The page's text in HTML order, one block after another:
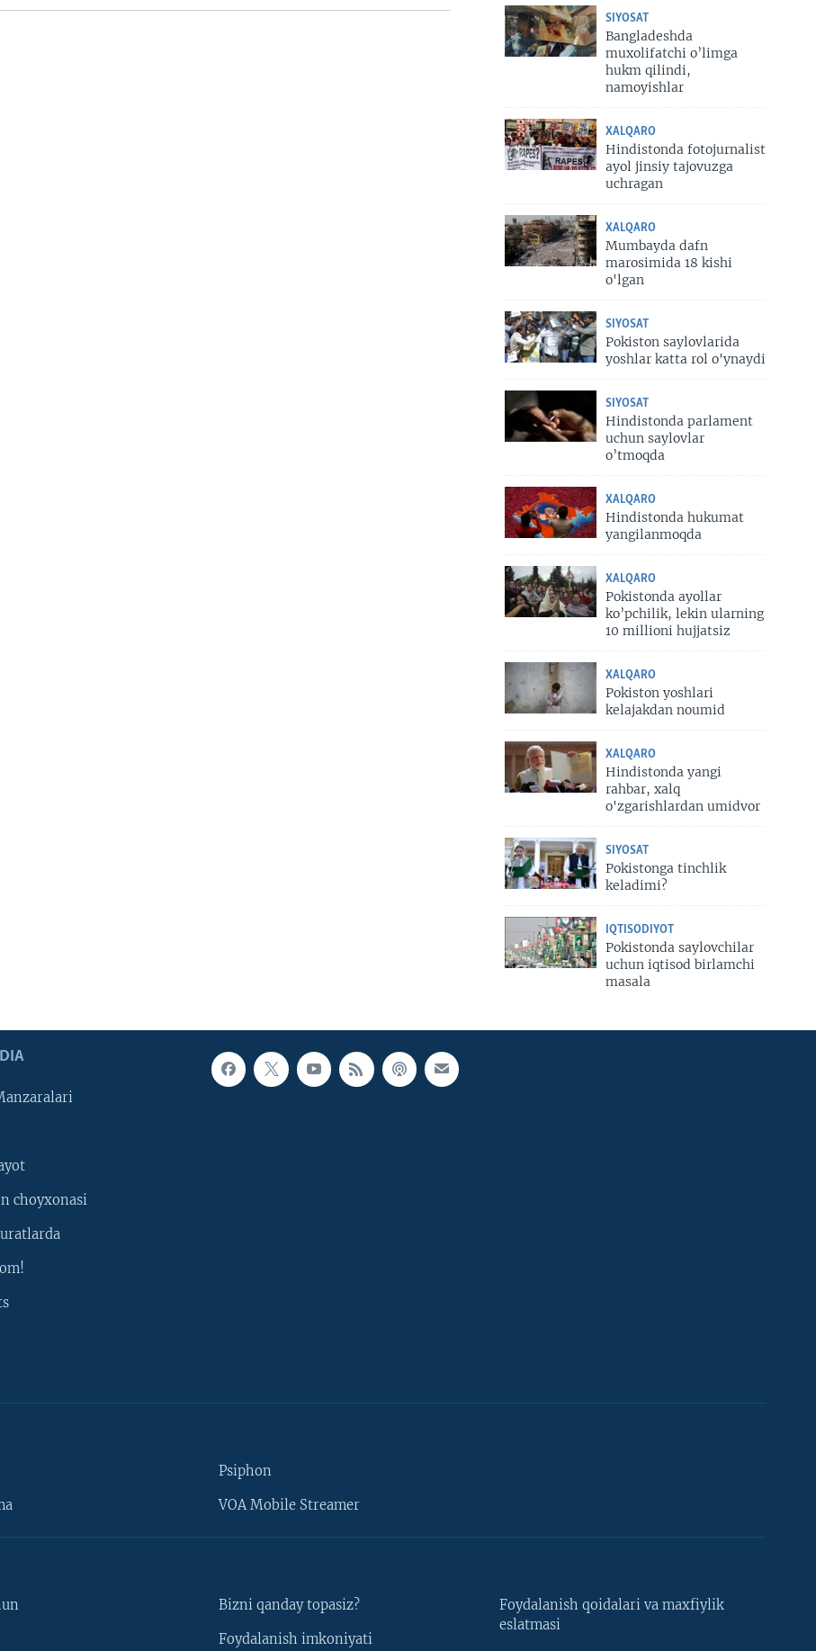
SIYOSAT
Bangladeshda
muxolifatchi o’limga
hukm qilindi,
namoyishlar
XALQARO
Hindistonda fotojurnalist
ayol jinsiy tajovuzga
uchragan
XALQARO
Mumbayda dafn
marosimida 18 kishi
o'lgan
SIYOSAT
Pokiston saylovlarida
yoshlar katta rol o'ynaydi
SIYOSAT
Hindistonda parlament
uchun saylovlar
o’tmoqda
XALQARO
Hindistonda hukumat
yangilanmoqda
XALQARO
Pokistonda ayollar
ko’pchilik, lekin ularning
10 millioni hujjatsiz
XALQARO
Pokiston yoshlari
kelajakdan noumid
XALQARO
Hindistonda yangi
rahbar, xalq
o'zgarishlardan umidvor
SIYOSAT
Pokistonga tinchlik
keladimi?
IQTISODIYOT
Pokistonda saylovchilar
uchun iqtisod birlamchi
masala
choyxonasi
Psiphon
VOA Mobile Streamer
Bizni qanday topasiz?
Foydalanish imkoniyati
Foydalanish qoidalari va maxfiylik
eslatmasi